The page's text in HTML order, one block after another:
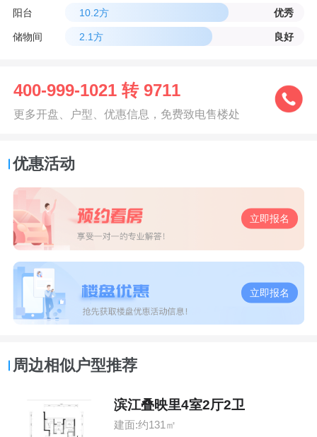
阳台 10.2方 优秀
储物间 2.1方 良好
400-999-1021 转 9711
更多开盘、户型、优惠信息，免费致电售楼处
优惠活动
立即报名
立即报名
周边相似户型推荐
滨江叠映里4室2厅2卫
建面:约131㎡